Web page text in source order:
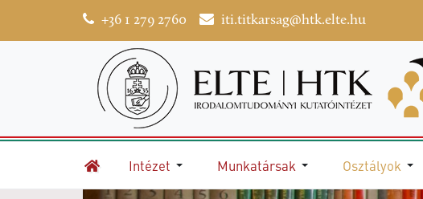
+36 1 279 2760 iti.titkarsag@htk.elte.hu
Intézet Munkatársak Osztályok